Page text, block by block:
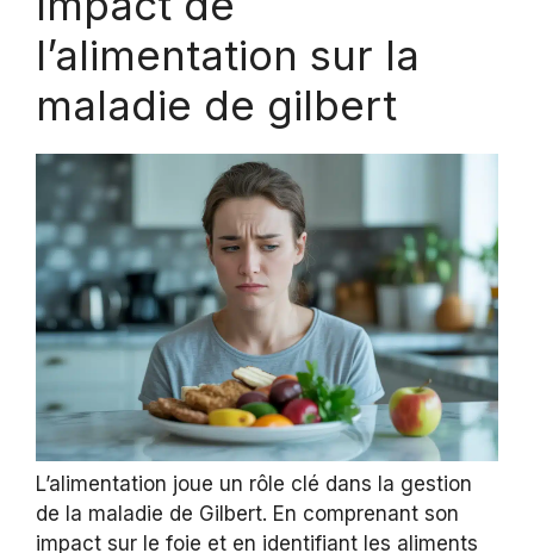
l’alimentation sur la
maladie de gilbert
L’alimentation joue un rôle clé dans la gestion
de la maladie de Gilbert. En comprenant son
impact sur le foie et en identifiant les aliments